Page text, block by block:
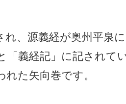
、源義経が奥州平泉に
「義経記」に記されて
た矢向巻です。